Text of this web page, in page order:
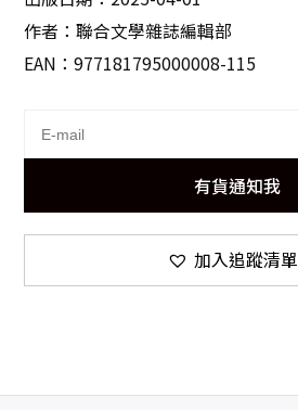
作者：聯合文學雜誌編輯部
EAN：977181795000008-115
有貨通知我
加入追蹤清單